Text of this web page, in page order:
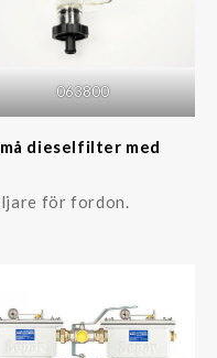
063800
dieselfilter med
för fordon.